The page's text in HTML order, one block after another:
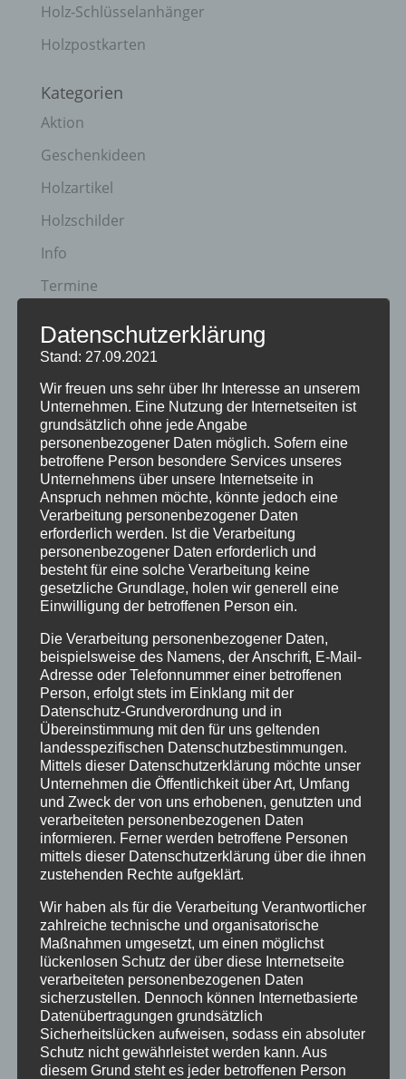
Holz-Schlüsselanhänger
Holzpostkarten
Kategorien
Aktion
Geschenkideen
Holzartikel
Holzschilder
Info
Termine
Archiv
April 2023
Januar 2021
Juli 2020
März 2018
Dezember 2017
März 2017
November 2016
August 2016
Juni 2016
Mai 2016
März 2016
Februar 2016
Januar 2016
November 2015
September 2015
August 2015
Juli 2015
Juni 2015
Schlagworte
allgäu Allgäuer Festwoche allgäuer holzschilder
angebote aus holz ausstellung bayern echtholz
Datenschutzerklärung
Stand: 27.09.2021
Wir freuen uns sehr über Ihr Interesse an unserem
Unternehmen. Eine Nutzung der Internetseiten ist
grundsätzlich ohne jede Angabe
personenbezogener Daten möglich. Sofern eine
betroffene Person besondere Services unseres
Unternehmens über unsere Internetseite in
Anspruch nehmen möchte, könnte jedoch eine
Verarbeitung personenbezogener Daten
erforderlich werden. Ist die Verarbeitung
personenbezogener Daten erforderlich und
besteht für eine solche Verarbeitung keine
gesetzliche Grundlage, holen wir generell eine
Einwilligung der betroffenen Person ein.
Die Verarbeitung personenbezogener Daten,
beispielsweise des Namens, der Anschrift, E-Mail-
Adresse oder Telefonnummer einer betroffenen
Person, erfolgt stets im Einklang mit der
Datenschutz-Grundverordnung und in
Übereinstimmung mit den für uns geltenden
landesspezifischen Datenschutzbestimmungen.
Mittels dieser Datenschutzerklärung möchte unser
Unternehmen die Öffentlichkeit über Art, Umfang
und Zweck der von uns erhobenen, genutzten und
verarbeiteten personenbezogenen Daten
informieren. Ferner werden betroffene Personen
mittels dieser Datenschutzerklärung über die ihnen
zustehenden Rechte aufgeklärt.
Wir haben als für die Verarbeitung Verantwortlicher
zahlreiche technische und organisatorische
Maßnahmen umgesetzt, um einen möglichst
lückenlosen Schutz der über diese Internetseite
verarbeiteten personenbezogenen Daten
sicherzustellen. Dennoch können Internetbasierte
Datenübertragungen grundsätzlich
Sicherheitslücken aufweisen, sodass ein absoluter
Schutz nicht gewährleistet werden kann. Aus
diesem Grund steht es jeder betroffenen Person